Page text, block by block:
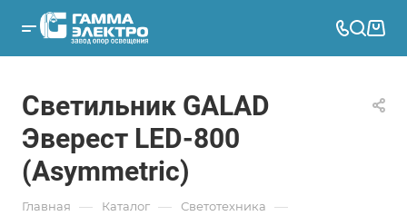
Светильник GALAD
Эверест LED-800
(Asymmetric)
Главная — Каталог — Светотехника —